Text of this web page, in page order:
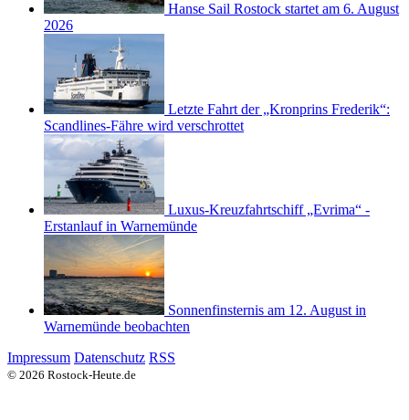
Hanse Sail Rostock startet am 6. August
2026
Letzte Fahrt der „Kronprins Frederik“:
Scandlines-Fähre wird verschrottet
Luxus-Kreuzfahrtschiff „Evrima“ -
Erstanlauf in Warnemünde
Sonnenfinsternis am 12. August in
Warnemünde beobachten
Impressum Datenschutz RSS
© 2026 Rostock-Heute.de